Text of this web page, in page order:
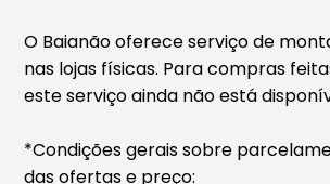
O Baianão oferece serviço de
nas lojas físicas. Para compras
este serviço ainda não está
*Condições gerais sobre
das ofertas e preço: